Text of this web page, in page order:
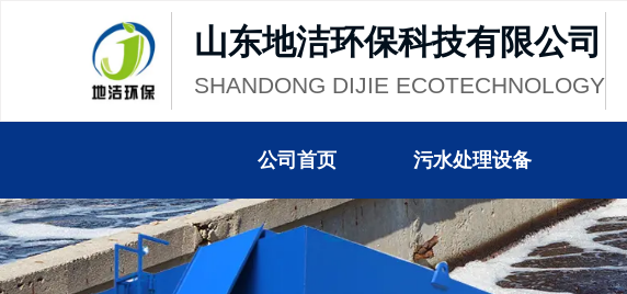
山东地洁环保科技有限公司
SHANDONG DIJIE ECOTECHNOLOGY
公司首页 污水处理设备